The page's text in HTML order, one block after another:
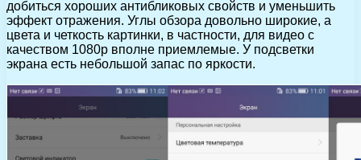
добиться хороших антибликовых свойств и уменьшить
эффект отражения. Углы обзора довольно широкие, а
цвета и четкость картинки, в частности, для видео с
качеством 1080p вполне приемлемые. У подсветки
экрана есть небольшой запас по яркости.